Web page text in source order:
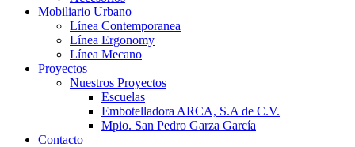
Mobiliario Urbano
Línea Contemporanea
Línea Ergonomy
Línea Mecano
Proyectos
Nuestros Proyectos
Escuelas
Embotelladora ARCA, S.A de C.V.
Mpio. San Pedro Garza García
Contacto